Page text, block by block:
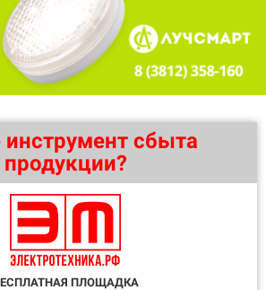
сбыта
продукции?
ПЛОЩАДКА